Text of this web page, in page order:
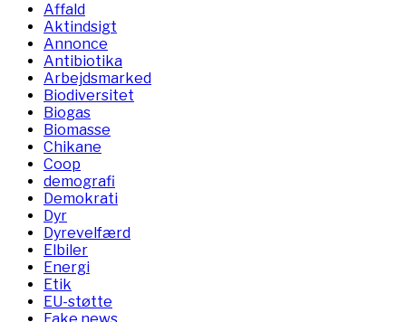
Affald
Aktindsigt
Annonce
Antibiotika
Arbejdsmarked
Biodiversitet
Biogas
Biomasse
Chikane
Coop
demografi
Demokrati
Dyr
Dyrevelfærd
Elbiler
Energi
Etik
EU-støtte